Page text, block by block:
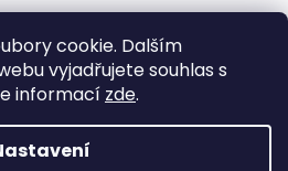
cookie. Dalším
vyjadřujete souhlas s
informací zde.
Vytvořil Shoptet